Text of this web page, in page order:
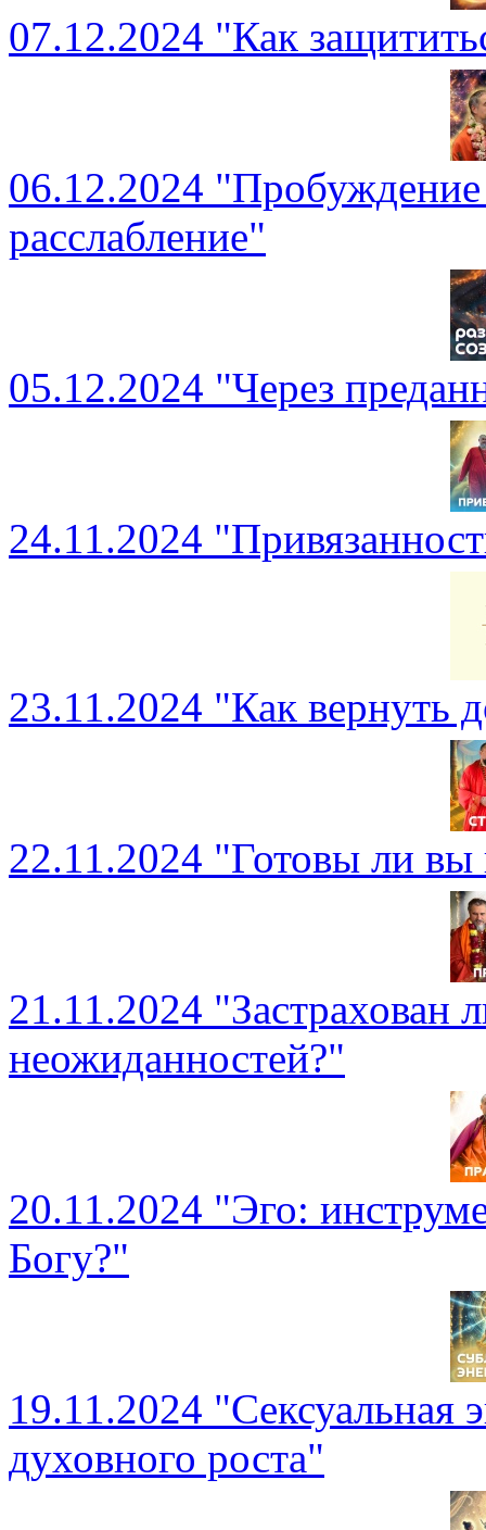
07.12.2024 "Как
06.12.2024 "Пробуждение
расслабление"
05.12.2024 "Через
24.11.2024
23.11.2024 "Как вернуть
22.11.2024 "Готовы ли вы
21.11.2024 "Застрахован
неожиданностей?"
20.11.2024 "Эго:
Богу?"
19.11.2024 "Сексуальная
духовного роста"